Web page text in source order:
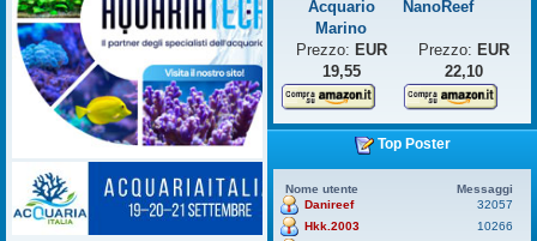
Acquario
Marino
NanoReef
Prezzo: EUR
19,55
Prezzo: EUR
22,10
Top Poster
Nome utente
Messaggi
Danireef
32057
Hkk.2003
10266